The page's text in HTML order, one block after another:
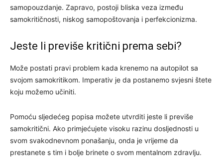
samopouzdanje. Zapravo, postoji bliska veza između
samokritičnosti, niskog samopoštovanja i perfekcionizma.
Jeste li previše kritični prema sebi?
Može postati pravi problem kada krenemo na autopilot sa
svojom samokritikom. Imperativ je da postanemo svjesni štete
koju možemo učiniti.
Pomoću sljedećeg popisa možete utvrditi jeste li previše
samokritični. Ako primjećujete visoku razinu dosljednosti u
svom svakodnevnom ponašanju, onda je vrijeme da
prestanete s tim i bolje brinete o svom mentalnom zdravlju.